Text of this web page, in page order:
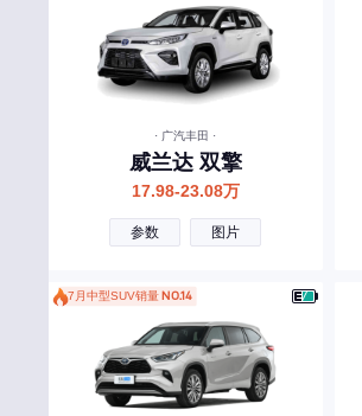
· 广汽丰田 ·
威兰达 双擎
17.98-23.08万
参数 图片
7月中型SUV销量NO.14
丰田
福特
法拉利
飞凡汽车
广汽传祺
国金汽车